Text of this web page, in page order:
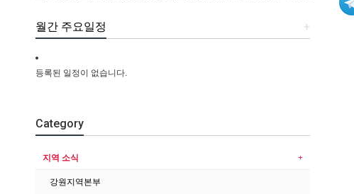
+
월간 주요일정
등록된 일정이 없습니다.
Category
지역 소식
강원지역본부